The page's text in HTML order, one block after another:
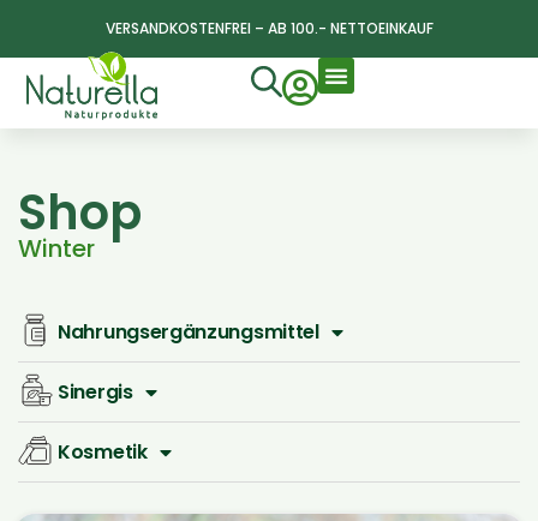
VERSANDKOSTENFREI – AB 100.- NETTOEINKAUF
Shop
Winter
Nahrungsergänzungsmittel
Sinergis
Kosmetik